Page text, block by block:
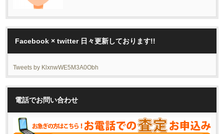
Facebook × twitter 日々更新しております!!
Tweets by KlxnwWE5M3A0Obh
電話でお問い合わせ